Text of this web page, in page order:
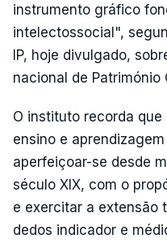
instrumento gráfico
intelectossocial",
IP, hoje divulgado,
nacional de Património
O instituto recorda
ensino e
aperfeiçoar-se desde
século XIX, com o
e exercitar a extensão
dedos indicador e